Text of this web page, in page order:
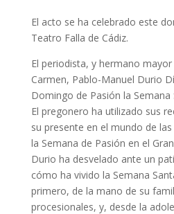
El acto se ha celebrado este
Teatro Falla de Cádiz.
El periodista, y hermano
Carmen, Pablo-Manuel Durio
Domingo de Pasión la Semana
El pregonero ha utilizado sus
su presente en el mundo de
la Semana de Pasión en el
Durio ha desvelado ante un
cómo ha vivido la Semana
primero, de la mano de su
procesionales, y, desde la